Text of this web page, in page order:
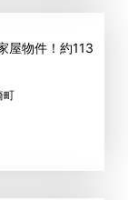
屋物件！約113
町